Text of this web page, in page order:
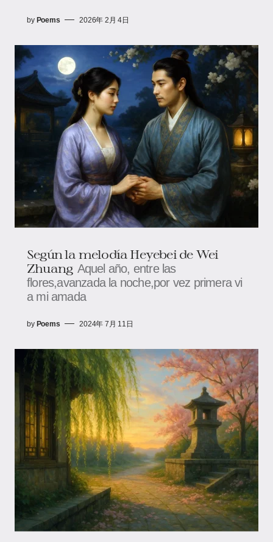
by Poems 2026年 2月 4日
Según la melodía Heyebei de Wei
Zhuang​ Aquel año, entre las
flores,avanzada la noche,por vez primera vi
a mi amada
by Poems 2024年 7月 11日